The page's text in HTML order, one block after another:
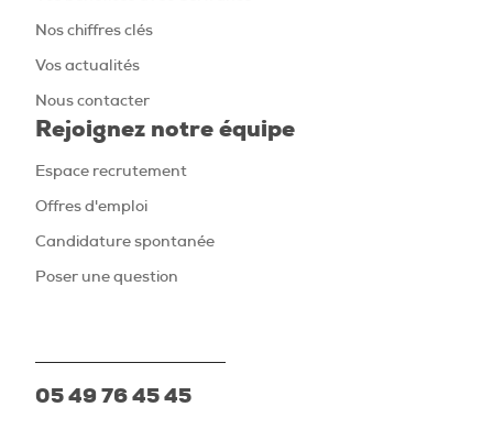
Nos chiffres clés
Vos actualités
Nous contacter
Rejoignez notre équipe
Espace recrutement
Offres d'emploi
Candidature spontanée
Poser une question
05 49 76 45 45